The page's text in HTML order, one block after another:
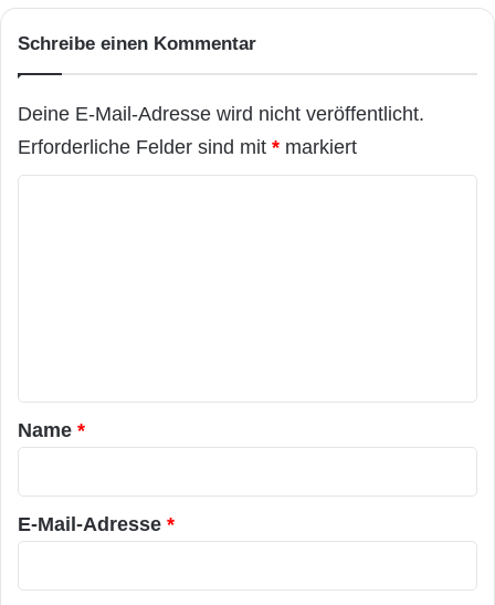
Schreibe einen Kommentar
Deine E-Mail-Adresse wird nicht veröffentlicht.
Erforderliche Felder sind mit * markiert
a
r
*
Name *
E-Mail-Adresse *